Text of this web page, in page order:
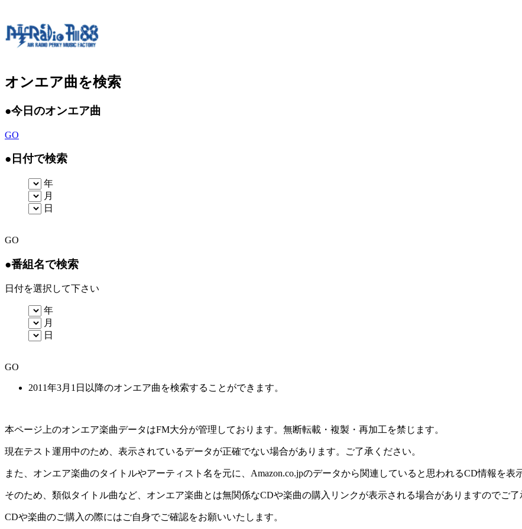
オンエア曲を検索
●今日のオンエア曲
GO
● 日付で検索
年
月
日
GO
●番組名で検索
日付を選択して下さい
年
月
日
GO
2011年3月1日以降のオンエア曲を検索することができます。
本ページ上のオンエア楽曲データはFM大分が管理しております。無断転載・複製・再加工を禁じます。
現在テスト運用中のため、表示されているデータが正確でない場合があります。ご了承ください。
また、オンエア楽曲のタイトルやアーティスト名を元に、Amazon.co.jpのデータから関連していると思われるCD情報を表
そのため、類似タイトル曲など、オンエア楽曲とは無関係なCDや楽曲の購入リンクが表示される場合がありますのでご了
CDや楽曲のご購入の際にはご自身でご確認をお願いいたします。